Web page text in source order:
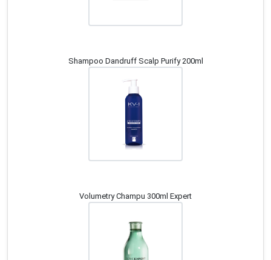
Shampoo Dandruff Scalp Purify 200ml
Volumetry Champu 300ml Expert